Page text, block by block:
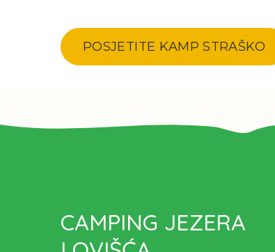
POSJETITE KAMP STRAŠKO
CAMPING JEZERA